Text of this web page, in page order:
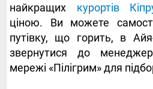
найкращих курортів
ціною. Ви можете
путівку, що горить, в
звернутися до
мережі «Пілігрим» для